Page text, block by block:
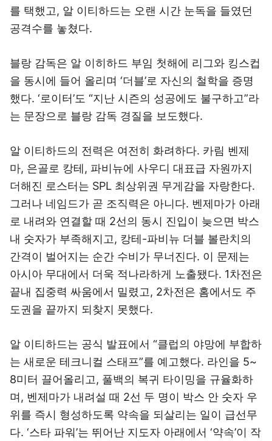
를 택했고, 알 이티하드는 오랜 시간 눈독을 들였던
공격수를 놓쳤다.
블랑 감독은 알 이히하드 부임 첫해에 리그와 킹스컵
을 동시에 들어 올리며 ‘더블’로 자신의 철학을 증명
했다. ‘로이터’도 “지난 시즌의 성공에도 불구하고”라
는 문장으로 블랑 감독 경질을 보도했다.
알 이티하드의 전력은 여전히 화려하다. 카림 벤제
마, 은골로 캉테, 파비뉴에 사우디 대표급 자원까지
더해진 로스터는 SPL 최상위권 무게감을 자랑한다.
그러나 네임드가 곧 조직력은 아니다. 벤제마가 아래
로 내려와 연결할 때 2선의 동시 진입이 늦으면 박스
내 숫자가 부족해지고, 캉테-파비뉴 더블 볼란치의
간격이 벌어지는 순간 수비가 무너진다. 이 문제는
아시아 무대에서 더욱 적나라하게 노출됐다. 1차전은
끝내 집중력 싸움에서 밀렸고, 2차전은 홈에서도 주
도권을 끝까지 되찾지 못했다.
알 이티하드는 공식 발표에서 “클럽의 야망에 부합하
는 새로운 테크니컬 스태프”를 예고했다. 라인을 5~
8미터 끌어올리고, 풀백의 복귀 타이밍을 규율화하
며, 벤제마가 내려설 때 2선 두 명이 박스 안 숫자 우
위를 즉시 형성하도록 약속을 되살리는 일이 급선무
다. ‘스타 파워’는 뛰어난 지도자 아래에서 ‘약속’이 작